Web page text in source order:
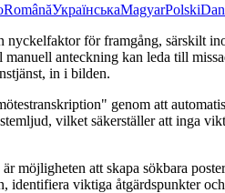
RomânăУкраїнськаMagyarPolski
för framgång, särskilt
anteckning kan leda till
in i bilden.
genom att
vilket säkerställer att inga
möjligheten att skapa sökbara
identifiera viktiga åtgärdspunkter